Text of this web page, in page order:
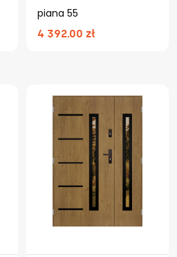
piana 55
4 392.00 zł